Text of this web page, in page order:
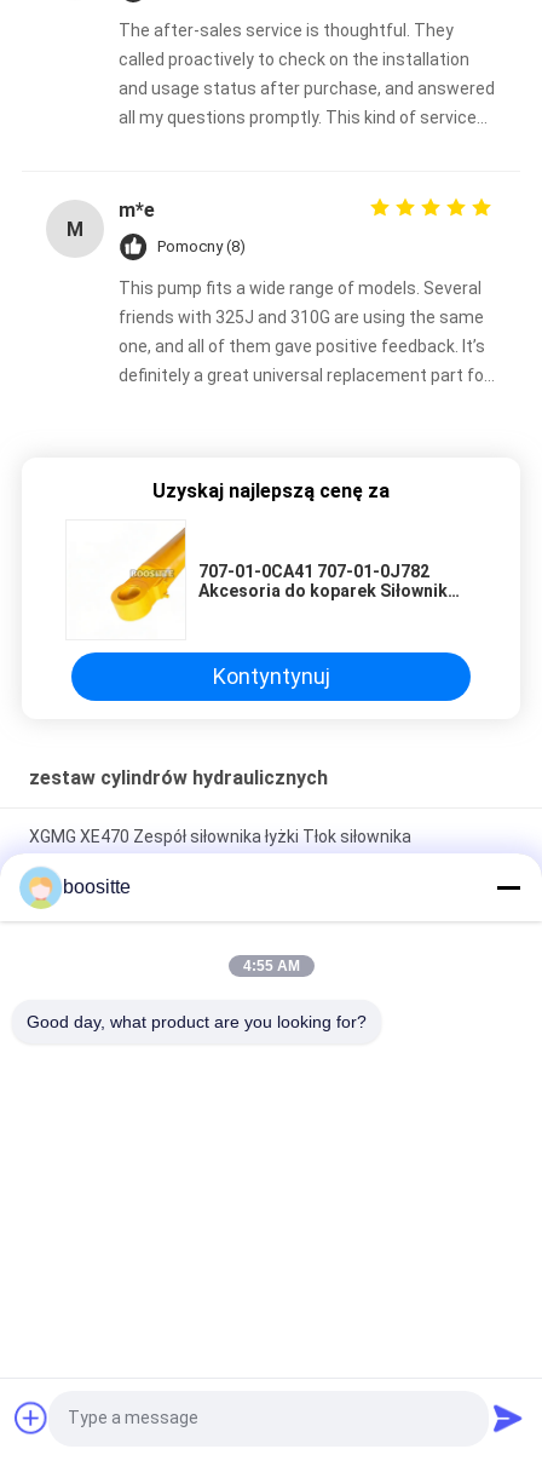
The after-sales service is thoughtful. They
called proactively to check on the installation
and usage status after purchase, and answered
all my questions promptly. This kind of service
M
m*e
Pomocny (8)
This pump fits a wide range of models. Several
friends with 325J and 310G are using the same
one, and all of them gave positive feedback. It’s
definitely a great universal replacement part for
Uzyskaj najlepszą cenę za
707-01-0CA41 707-01-0J782
Akcesoria do koparek Siłownik
Komatsu Pc1250
Kontyntynuj
zestaw cylindrów hydraulicznych
XGMG XE470 Zespół siłownika łyżki Tłok siłownika
hydraulicznego koparki 860129953 860129954
Dobry zespół siłownika hydraulicznego wysięgnika, ramienia,
wysięgnika Siłownik tłokowy Siłownik hydrauliczny do koparki
Zawór Sterujący
Koparki
Poprosić o wycenę
boositte
4:55 AM
Good day, what product are you looking for?